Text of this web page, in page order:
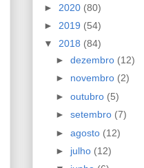
► 2020 (80)
► 2019 (54)
▼ 2018 (84)
► dezembro (12)
► novembro (2)
► outubro (5)
► setembro (7)
► agosto (12)
► julho (12)